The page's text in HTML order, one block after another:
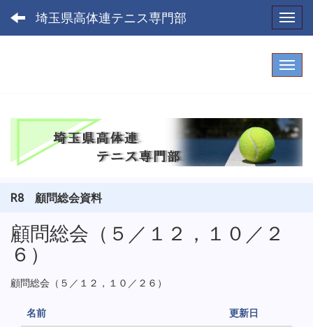
埼玉県高体連テニス専門部
R8 顧問総会資料
顧問総会（５／１２，１０／２
６）
顧問総会（５／１２，１０／２６）
名前 更新日